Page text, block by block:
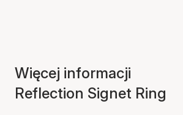
Więcej informacji
Reflection Signet Ring